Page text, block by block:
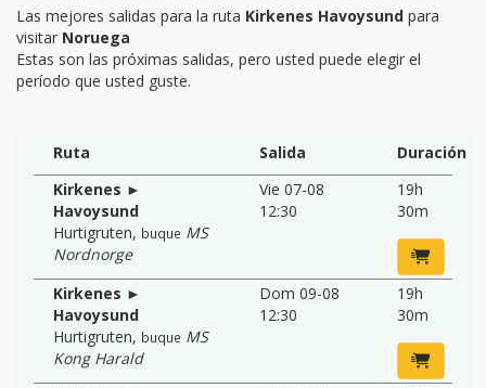
Las mejores salidas para la ruta Kirkenes Havoysund para
visitar Noruega
Estas son las próximas salidas, pero usted puede elegir el
período que usted guste.
Ruta Salida
Duración
Kirkenes ►
Havoysund
Hurtigruten, buque MS
Nordnorge
Vie 07-08
12:30
19h
30m
Kirkenes ►
Havoysund
Hurtigruten, buque MS
Kong Harald
Dom 09-08
12:30
19h
30m